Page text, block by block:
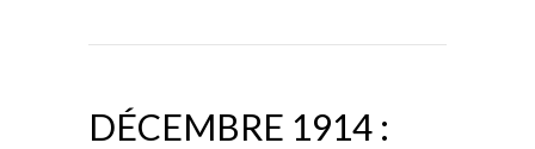
DÉCEMBRE 1914 :